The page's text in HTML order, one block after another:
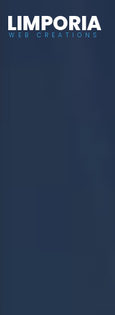
LIMPORIA
WEB CREATIONS